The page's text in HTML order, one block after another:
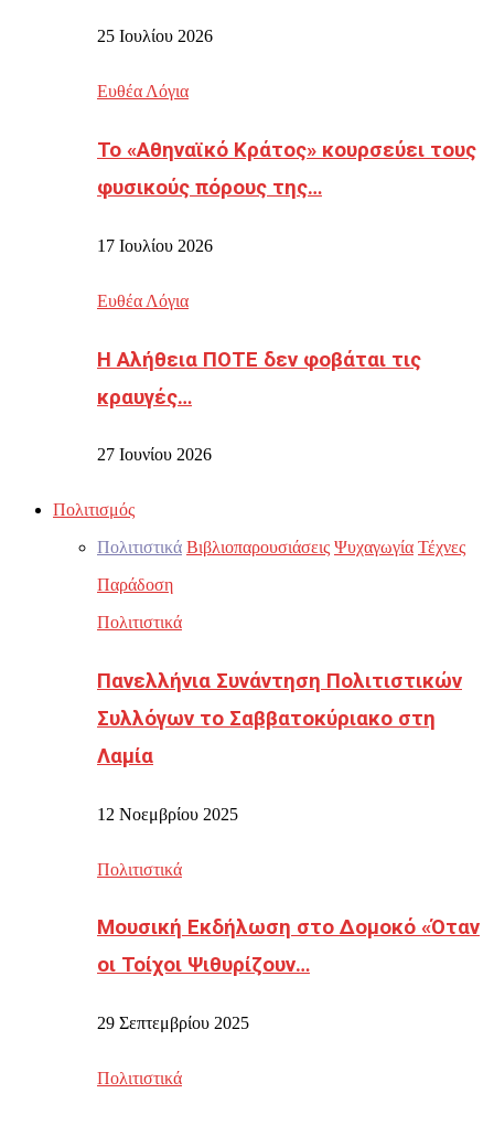
25 Ιουλίου 2026
Ευθέα Λόγια
Το «Αθηναϊκό Κράτος» κουρσεύει τους
φυσικούς πόρους της…
17 Ιουλίου 2026
Ευθέα Λόγια
Η Αλήθεια ΠΟΤΕ δεν φοβάται τις
κραυγές…
27 Ιουνίου 2026
Πολιτισμός
Πολιτιστικά Βιβλιοπαρουσιάσεις Ψυχαγωγία Τέχνες
Παράδοση
Πολιτιστικά
Πανελλήνια Συνάντηση Πολιτιστικών
Συλλόγων το Σαββατοκύριακο στη
Λαμία
12 Νοεμβρίου 2025
Πολιτιστικά
Μουσική Εκδήλωση στο Δομοκό «Όταν
οι Τοίχοι Ψιθυρίζουν…
29 Σεπτεμβρίου 2025
Πολιτιστικά